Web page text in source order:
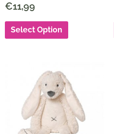
€11,99
Select Option